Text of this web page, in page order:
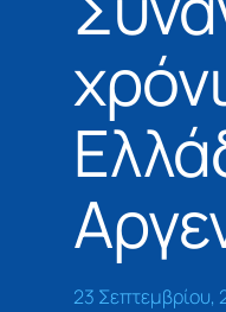
23 Σεπτεμβρίου,